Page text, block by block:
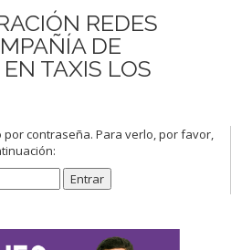
REDES
DE
TAXIS LOS
contraseña. Para verlo, por favor,